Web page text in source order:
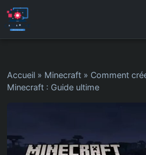
Accueil » Minecraft » Comment
Minecraft : Guide ultime